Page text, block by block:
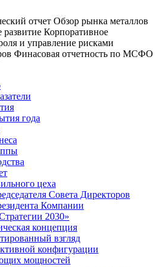
отчет Обзор рынка металлов
развитие Корпоративное
и управление рисками
Финасовая отчетность по МСФО
года
цеха
Совета Директоров
Компании
2030»
концепция
взгляд
конфигурации
мощностей